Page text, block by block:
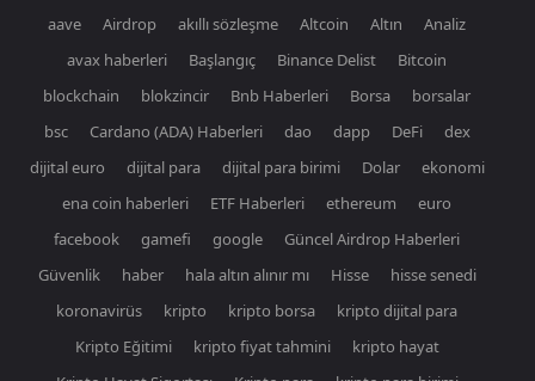
aave Airdrop akıllı sözleşme Altcoin Altın
Analiz
avax haberleri
Başlangıç Binance Delist
Bitcoin
blockchain
blokzincir Bnb Haberleri Borsa
borsalar
bsc
Cardano (ADA) Haberleri dao dapp DeFi
dex
dijital euro
dijital para dijital para birimi Dolar
ekonomi
ena coin haberleri
ETF Haberleri ethereum
euro
facebook
gamefi google
Güncel Airdrop Haberleri
Güvenlik
haber hala altın alınır mı Hisse
hisse senedi
koronavirüs
kripto kripto borsa
kripto dijital para
Kripto Eğitimi
kripto fiyat tahmini
kripto hayat